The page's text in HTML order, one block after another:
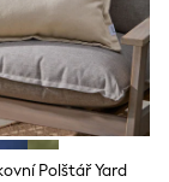
Polštář Yard